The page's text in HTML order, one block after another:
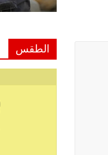
الطقس